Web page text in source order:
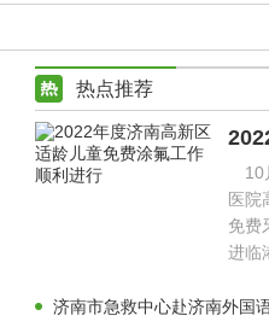
热点推荐
10
医院
免费
进临
儿
济南市急救中心赴济南外国